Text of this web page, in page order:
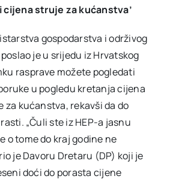
struje za kućanstva’
gospodarstva i održivog
je u srijedu iz Hrvatskog
rasprave možete pogledati
u pogledu kretanja cijena
kućanstva, rekavši da do
„Čuli ste iz HEP-a jasnu
o tome do kraj godine ne
je Davoru Dretaru (DP) koji je
doći do porasta cijene